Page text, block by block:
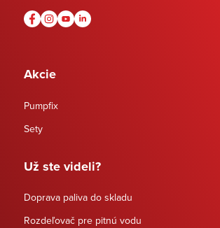
Akcie
Pumpfix
Sety
Už ste videli?
Doprava paliva do skladu
Rozdeľovač pre pitnú vodu